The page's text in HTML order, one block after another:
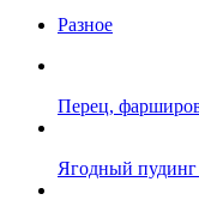
Разное
Перец,
Ягодный пудинг